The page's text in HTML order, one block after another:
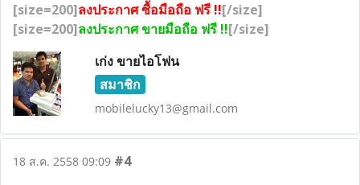
[size=200]ลงประกาศ ซื้อมือถือ ฟรี !![/size]
[size=200]ลงประกาศ ขายมือถือ ฟรี !![/size]
เก่ง ขายไอโฟน
สมาชิก
mobilelucky13@gmail.com
18 ส.ค. 2558 09:09 #4